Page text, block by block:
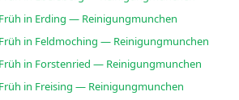
in Erding — Reinigungmunchen
in Feldmoching — Reinigungmunchen
in Forstenried — Reinigungmunchen
in Freising — Reinigungmunchen